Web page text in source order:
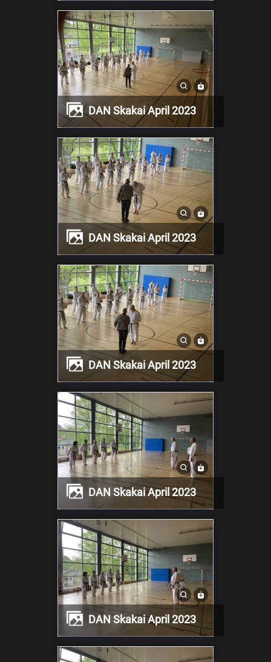
DAN Skakai April 2023
DAN Skakai April 2023
DAN Skakai April 2023
DAN Skakai April 2023
DAN Skakai April 2023